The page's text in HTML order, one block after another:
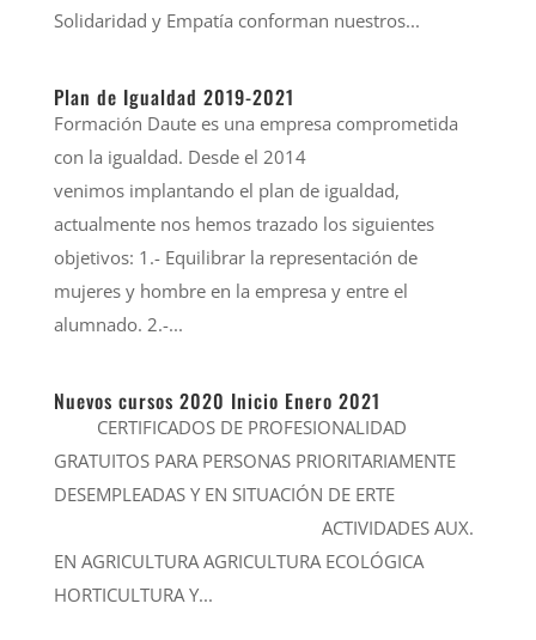
Solidaridad y Empatía conforman nuestros...
Plan de Igualdad 2019-2021
Formación Daute es una empresa comprometida
con la igualdad. Desde el 2014
venimos implantando el plan de igualdad,
actualmente nos hemos trazado los siguientes
objetivos: 1.- Equilibrar la representación de
mujeres y hombre en la empresa y entre el
alumnado. 2.-...
Nuevos cursos 2020 Inicio Enero 2021
CERTIFICADOS DE PROFESIONALIDAD
GRATUITOS PARA PERSONAS PRIORITARIAMENTE
DESEMPLEADAS Y EN SITUACIÓN DE ERTE
ACTIVIDADES AUX.
EN AGRICULTURA AGRICULTURA ECOLÓGICA
HORTICULTURA Y...